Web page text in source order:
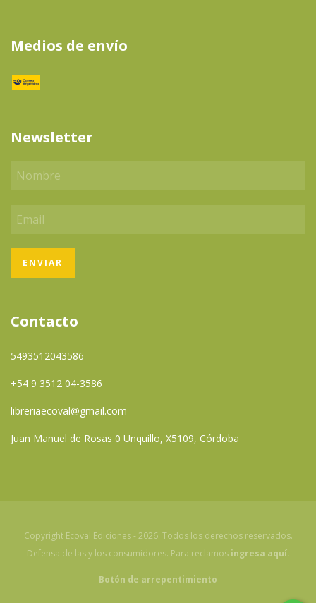
Medios de envío
Newsletter
Contacto
5493512043586
+54 9 3512 04-3586
libreriaecoval@gmail.com
Juan Manuel de Rosas 0 Unquillo, X5109, Córdoba
Copyright Ecoval Ediciones - 2026. Todos los derechos reservados.
Defensa de las y los consumidores. Para reclamos ingresa aquí.
Botón de arrepentimiento